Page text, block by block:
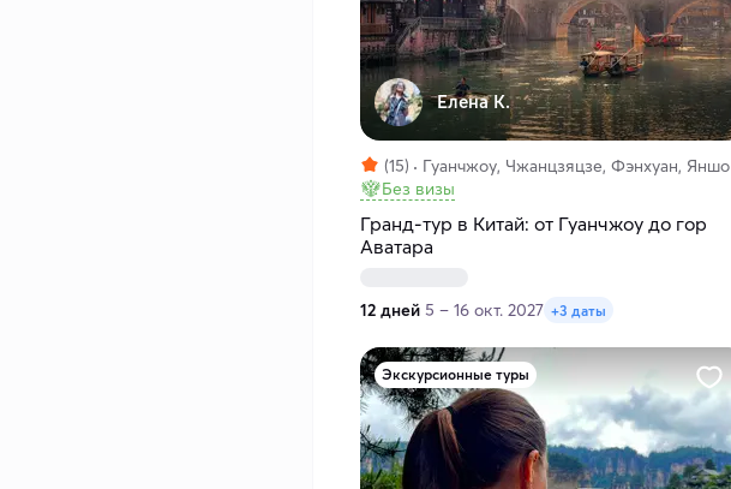
Елена К.
(15)
Гуанчжоу, Чжанцзяцзе, Фэнхуан, Яншо
Без визы
Гранд-тур в Китай: от Гуанчжоу до гор
Аватара
12 дней 5 – 16 окт. 2027 +3 даты
Экскурсионные туры